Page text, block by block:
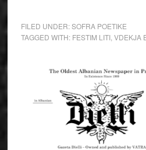
FILED UNDER:SOFRA POETIKE
TAGGED WITH: FESTIM LITI, VDEKJA